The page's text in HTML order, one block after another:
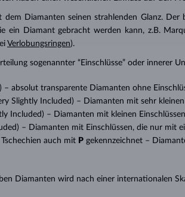
Diamanten seinen strahlenden Glanz. Der
ein Diamant gebracht werden kann, z.B.
Verlobungsringen).
sogenannter “Einschlüsse” oder innerer
– absolut transparente Diamanten ohne
Slightly Included) – Diamanten mit sehr kleinen
Included) – Diamanten mit kleinen
– Diamanten mit Einschlüssen, die nur mit
auch mit P gekennzeichnet –
Diamanten wird nach einer internationalen